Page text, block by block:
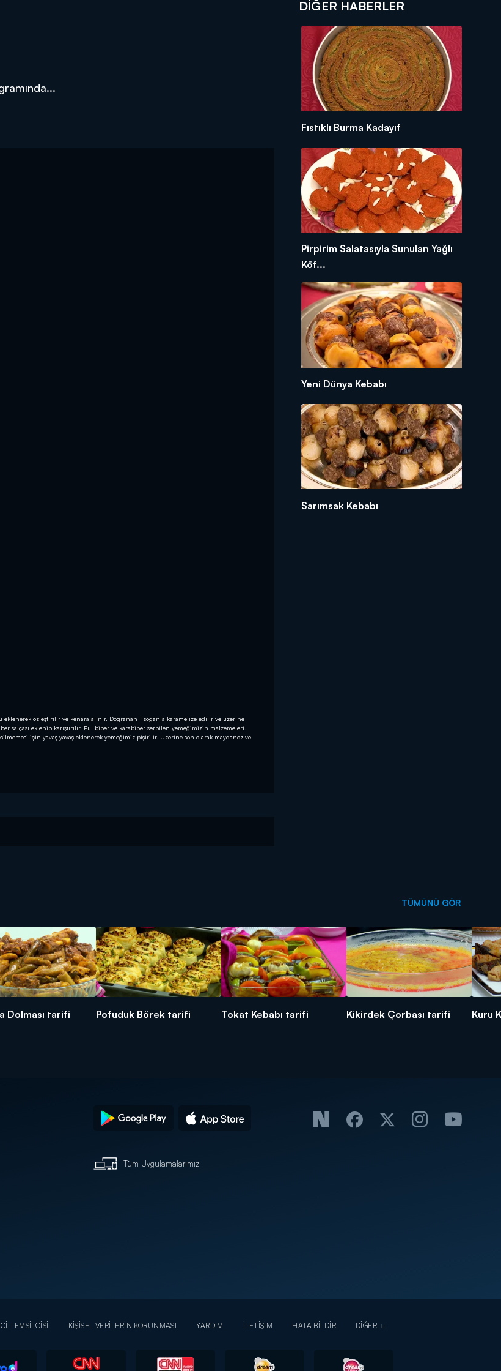
eklenerek özleştirilir ve kenara alınır. Doğranan 1 soğanla karamelize edilir ve üzerine
salçası eklenip karıştırılır. Pul biber ve karabiber serpilen yemeğimizin malzemeleri.
için yavaş yavaş eklenerek yemeğimiz pişirilir. Üzerine son olarak maydanoz ve
DIĞER HABERLER
Fıstıklı Burma Kadayıf
Pirpirim Salatasıyla Sunulan Yağlı
Köf...
Yeni Dünya Kebabı
Sarımsak Kebabı
TÜMÜNÜ GÖR
Dolması tarifi Pofuduk Börek tarifi Tokat Kebabı tarifi Kikirdek Çorbası tarifi Kuru
Tüm Uygulamalarımız
TEMSİLCİSİ KİŞİSEL VERİLERİN KORUNMASI YARDIM İLETİŞİM HATA BİLDİR DİĞER